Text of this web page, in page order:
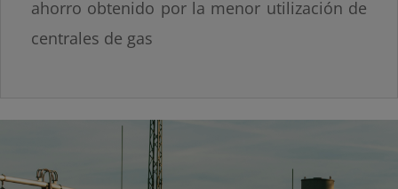
ahorro obtenido por la menor utilización de
centrales de gas